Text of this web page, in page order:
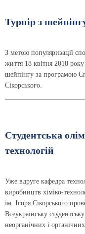
Турнір з
З метою популяризації
життя 18 квітня 2018 року
шейпінгу за програмою
Сікорського.
Студентська
технологій
Уже вдруге кафедра
виробництв хіміко-
ім. Ігоря Сікорського
Всеукраїнську
неорганічних і органічних